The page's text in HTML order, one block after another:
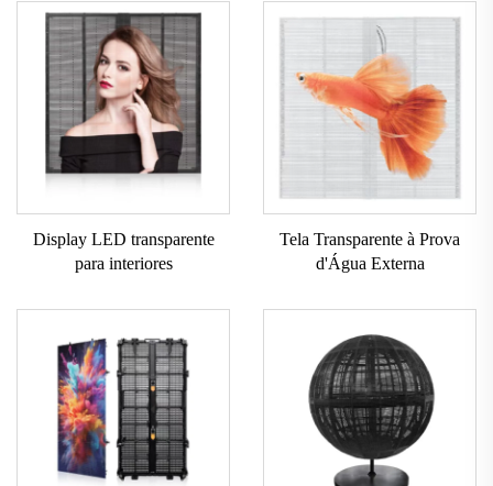
Display LED transparente
para interiores
Tela Transparente à Prova
d'Água Externa